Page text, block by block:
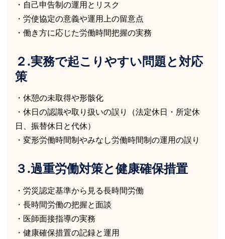
・自己申告制の運用とリスク
・労使協定の意義や運用上の留意点
・働き方に応じた労働時間把握の実務
２.実務で起こりやすい問題と対応
策
・休憩の未取得や形骸化
・休日の認識や取り扱いの誤り（法定休日・所定休
日、振替休日と代休）
・変形労働時間制やみなし労働時間制の運用の誤り
３.過重労働対策と健康確保措置
・労災認定基準から見る長時間労働
・長時間労働の把握と面談
・医師面接指導の実務
・健康確保措置の記録と運用